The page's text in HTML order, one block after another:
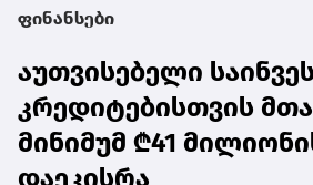
ფინანსები
აუთვისებელი
კრედიტებისთვის
მინიმუმ ₾41
დაეკისრა